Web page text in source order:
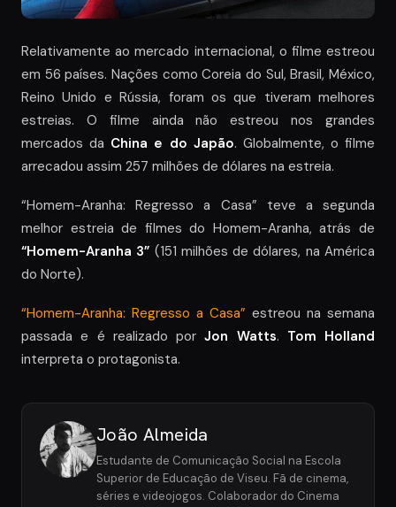
Relativamente ao mercado internacional, o filme estreou
em 56 países. Nações como Coreia do Sul, Brasil, México,
Reino Unido e Rússia, foram os que tiveram melhores
estreias. O filme ainda não estreou nos grandes
mercados da China e do Japão. Globalmente, o filme
arrecadou assim 257 milhões de dólares na estreia.
“Homem-Aranha: Regresso a Casa” teve a segunda
melhor estreia de filmes do Homem-Aranha, atrás de
“Homem-Aranha 3” (151 milhões de dólares, na América
do Norte).
“Homem-Aranha: Regresso a Casa” estreou na semana
passada e é realizado porJon Watts. Tom Holland
interpreta o protagonista.
João Almeida
Estudante de Comunicação Social na Escola
Superior de Educação de Viseu. Fã de cinema,
séries e videojogos. Colaborador do Cinema